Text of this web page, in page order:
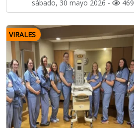
sábado, 30 mayo 2026 - 469
VIRALES